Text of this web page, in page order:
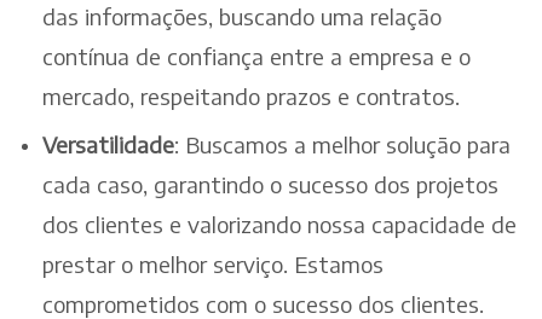
das informações, buscando uma relação
contínua de confiança entre a empresa e o
mercado, respeitando prazos e contratos.
Versatilidade: Buscamos a melhor solução para
cada caso, garantindo o sucesso dos projetos
dos clientes e valorizando nossa capacidade de
prestar o melhor serviço. Estamos
comprometidos com o sucesso dos clientes.